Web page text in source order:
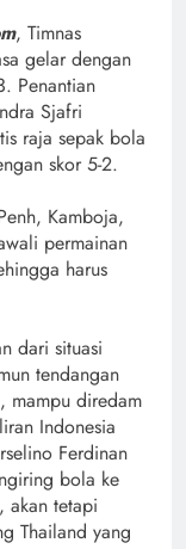
, Timnas
gelar dengan
Penantian
Sjafri
raja sepak bola
skor 5-2.
Kamboja,
permainan
harus
dari situasi
tendangan
mampu diredam
Indonesia
Ferdinan
bola ke
akan tetapi
Thailand yang